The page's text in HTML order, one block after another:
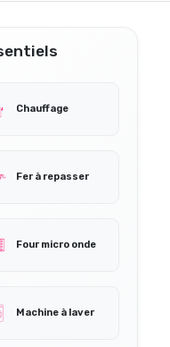
Chauffage
Fer à repasser
Four micro onde
Machine à laver